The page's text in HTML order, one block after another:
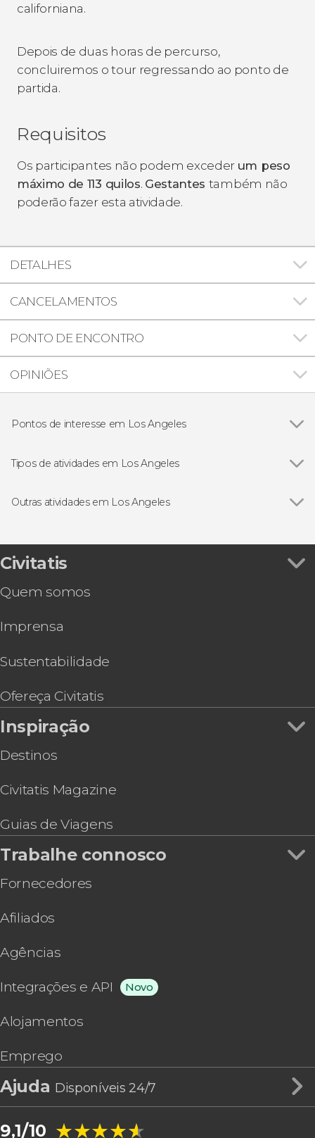
californiana.
Depois de duas horas de percurso,
concluiremos o tour regressando ao ponto de
partida.
Requisitos
Os participantes não podem exceder um peso
máximo de 113 quilos. Gestantes também não
poderão fazer esta atividade.
DETALHES
CANCELAMENTOS
PONTO DE ENCONTRO
OPINIÕES
Pontos de interesse em Los Angeles
Tipos de atividades em Los Angeles
Visitas guiadas e free tours
Excursões de um dia
Condução de carros
Outras atividades em Los Angeles
Ingresso do Madame Tussauds de Los Angeles
Ingresso do Aquarium of The Pacific
Trilha até o letreiro de Hollywood
Hard Rock Cafe Hollywood em Los Angeles
Condado de Los Angeles
Visita guiada pelo Teatro Dolby
Civitatis
Quem somos
Imprensa
Sustentabilidade
Ofereça Civitatis
Inspiração
Destinos
Civitatis Magazine
Guias de Viagens
Trabalhe connosco
Fornecedores
Afiliados
Agências
Integrações e API Novo
Alojamentos
Emprego
Ajuda Disponíveis 24/7
9,1/10 ★★★★★
★★★★★